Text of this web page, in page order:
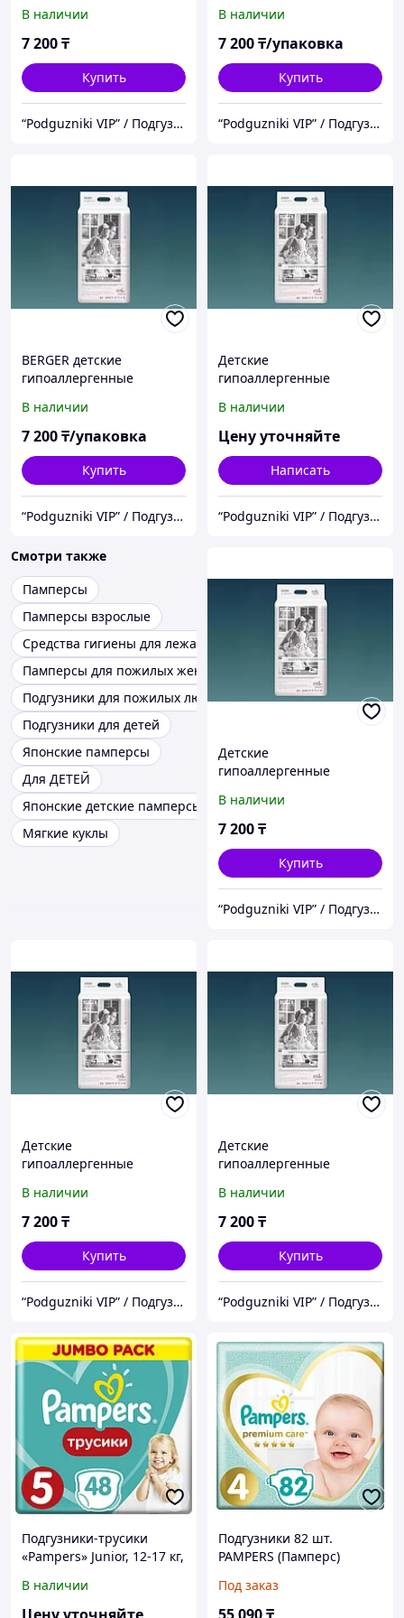
ощущением . Размер L
В наличии
7 200₸
Купить
“Podguzniki VIP” / Подгузники "ВИП"
нулевым ощущением .
Размер XL
В наличии
7 200₸/упаковка
Купить
“Podguzniki VIP” / Подгузники "ВИП"
BERGER детские
гипоаллергенные
нулевым ощущением .
Размер XXL
В наличии
7 200₸/упаковка
Купить
“Podguzniki VIP” / Подгузники "ВИП"
Детские
гипоаллергенные
ощущением Berger, М
В наличии
Цену уточняйте
Написать
“Podguzniki VIP” / Подгузники "ВИП"
Смотри также
Памперсы
Памперсы взрослые
Средства гигиены для лежачих больных
Памперсы для пожилых женщин
Подгузники для пожилых людей
Подгузники для детей
Японские памперсы
Для ДЕТЕЙ
Японские детские памперсы
Мягкие куклы
Детские
гипоаллергенные
ощущением Berger, L
В наличии
7 200₸
Купить
“Podguzniki VIP” / Подгузники "ВИП"
Детские
гипоаллергенные
ощущением Berger, XL
В наличии
7 200₸
Купить
“Podguzniki VIP” / Подгузники "ВИП"
Детские
гипоаллергенные
ощущением Berger, XXL
В наличии
7 200₸
Купить
“Podguzniki VIP” / Подгузники "ВИП"
Подгузники-трусики
«Pampers» Junior, 12-17 кг,
В наличии
Подгузники 82 шт.
PAMPERS (Памперс)
(9-14 кг), 1210801
Под заказ